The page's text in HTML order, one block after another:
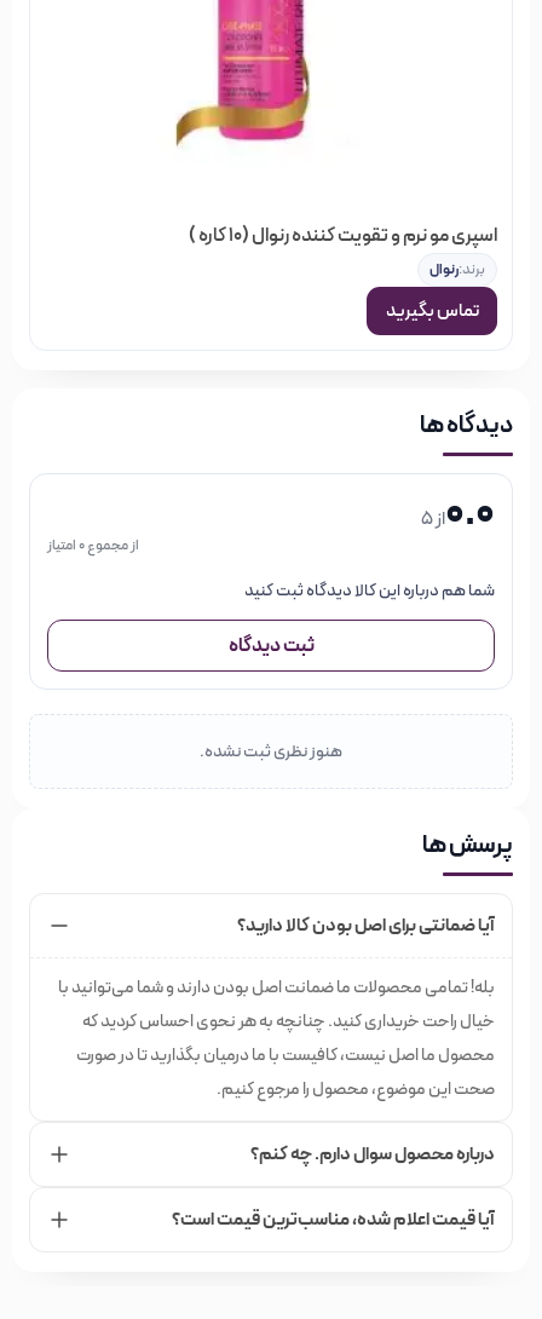
اسپری مو نرم و تقویت کننده رنوال (10 کاره )
برند:رنوال
تماس بگیرید
دیدگاه ها
0.0از 5
از مجموع 0 امتیاز
شما هم درباره این کالا دیدگاه ثبت کنید
ثبت دیدگاه
هنوز نظری ثبت نشده.
پرسش ها
آیا ضمانتی برای اصل بودن کالا دارید؟
بله! تمامی محصولات ما ضمانت اصل بودن دارند و شما می‌توانید با
خیال راحت خریداری کنید. چنانچه به هر نحوی احساس کردید که
محصول ما اصل نیست، کافیست با ما درمیان بگذارید تا در صورت
صحت این موضوع، محصول را مرجوع کنیم.
درباره محصول سوال دارم. چه کنم؟
آیا قیمت اعلام شده،‌ مناسب‌ترین قیمت است؟